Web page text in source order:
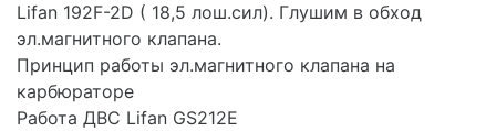
Lifan 192F-2D ( 18,5 лош.сил). Глушим в обход
эл.магнитного клапана.
Принцип работы эл.магнитного клапана на
карбюраторе
Работа ДВС Lifan GS212E